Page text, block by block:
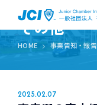
その他
HOME 事業告知・報告
2025.02.07